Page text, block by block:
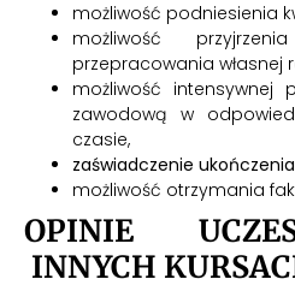
możliwość podniesienia
możliwość
przepracowania własnej
możliwość
zawodową w
czasie,
zaświadczenie
możliwość otrzymania
OPINIE
INNYCH